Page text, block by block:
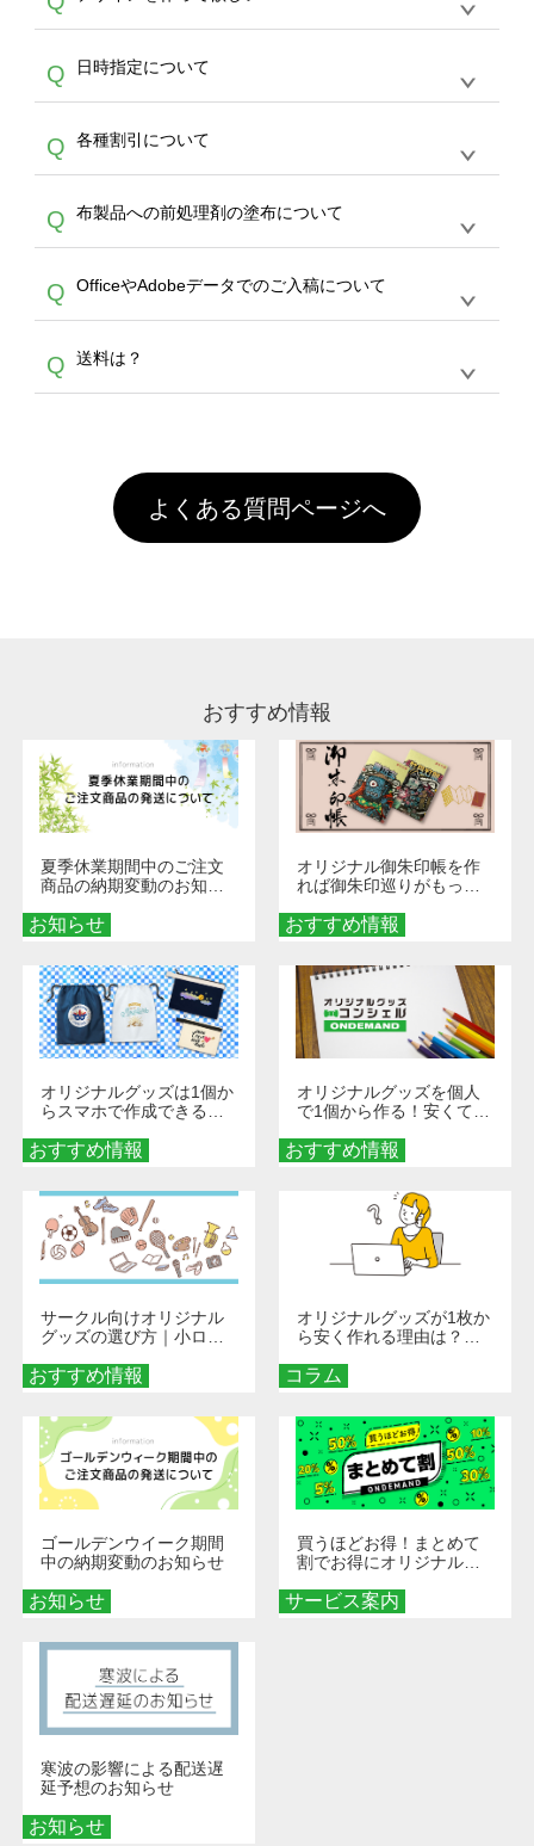
サービスよりも低価格で製作することが可能で
す。
写真などもアップロード可能です。使用できな
い画像はエラーになります。（※ Illustratorか
らの直接入稿には対応していません。AIで保存
し、デザインツールからアップロードして下さ
い）
文のみ受け付けております。30個以上のご製
作をお考えの方は、サポートが担当するエコバ
スをご利用頂ければ、電話やFAX、メールなど
でご注文が可能です。
A
を作って欲しい。などの場合は、製作数量が
30個以上であれば、サポート担当が、デザイ
バッグコンシェル
サー
ビスをご利用ください。(※ 30個以下の場合
は、デザインツールをご利用ください)
Q 日時指定について
A
ん。発送後18時以降に配送業者・伝票番号を
メールでお知らせいたしますので、直接配送業
者にご連絡いただき調整をお願い致します。
Q 各種割引について
A
カート内で自動的に割引(最大50%)が適用され
ます。 【付与ポイント】購入金額の1％が1ポ
イントとして付与され、次回ご注文時に1ポイ
ント＝1円としてお使いいただけます。ポイン
トは発送完了の翌日に付与され、次回ご注文時
からご利用頂けます。ポイントの有効期限は一
年間です。【会員ランク】過去10カ月のご注
文回数により会員ランク割引(最大5%)が適用
頂いても、ログインがされていなければ、ラン
クにカウントがされません。
Q 布製品への前処理剤の塗布について
A
意点（前処理剤）】カラー生地（Tシャツのホ
ワイト、トートバッグのナチュラル、ホワイト
といって、プリントを定着させるための処理剤
を塗布しており、短納期・低価格で商品をお届
害な性質で、水洗いで落とすことが可能です。
お手数ですが、お客様ご自身にて着用前に落と
していただけますようお願いいたします。※1
通常注文・直送機能でのご注文に関わらず、前
Q OfficeやAdobeデータでのご入稿について
A
ません。いずれのデータも該当デザインのみ画
像(JPEG,PNG,GIF,PDF)に変換、またはAdobe
Q 送料は？
引」などによるお値引きで4,000円未満になる
場合は送料がかかりますので、ご注意くださ
い。
よくある質問ページへ
おすすめ情報
お知らせ
夏季休業期間中のご注文
商品の納期変動のお知ら
おすすめ情報
オリジナル御朱印帳を作
れば御朱印巡りがもっと
ダーメイドする魅力と選
び方
おすすめ情報
オリジナルグッズは1個か
らスマホで作成できる！
くなる巾着＆ポーチ活用
術
おすすめ情報
オリジナルグッズを個人
で1個から作る！安くて簡
秘訣
おすすめ情報
サークル向けオリジナル
グッズの選び方｜小ロッ
める秘訣
コラム
オリジナルグッズが1枚か
ら安く作れる理由は？オ
とメリットを解説
お知らせ
ゴールデンウイーク期間
中の納期変動のお知らせ
サービス案内
買うほどお得！まとめて
割でお得にオリジナルグ
お知らせ
寒波の影響による配送遅
延予想のお知らせ